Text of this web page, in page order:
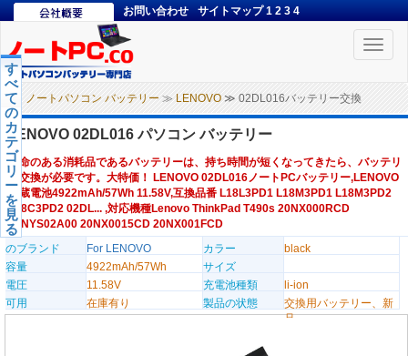
お問い合わせ サイトマップ 1 2 3 4
Toggle
ノートパソコン バッテリー ≫ LENOVO ≫ 02DL016バッテリー交換
す
べ
て
の
カ
テ
ゴ
リ
ー
を
見
る
LENOVO 02DL016 パソコン バッテリー
寿命のある消耗品であるバッテリーは、持ち時間が短くなってきたら、バッテリ
ー交換が必要です。大特価！ LENOVO 02DL016ノートPCバッテリー,LENOVO
内蔵電池4922mAh/57Wh 11.58V,互換品番 L18L3PD1 L18M3PD1 L18M3PD2
L18C3PD2 02DL... ,対応機種Lenovo ThinkPad T490s 20NX000RCD
20NYS02A00 20NX0015CD 20NX001FCD
のブランド
For LENOVO カラー
black
容量
4922mAh/57Wh
サイズ
電圧
11.58V 充電池種類
li-ion
可用
在庫有り 製品の状態
交換用バッテリー、新
品